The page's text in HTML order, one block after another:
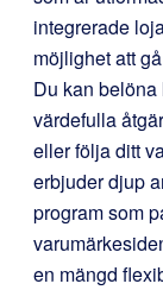
integrerade
möjlighet att
Du kan belöna
värdefulla
eller följa ditt
erbjuder djup
program som
en mängd